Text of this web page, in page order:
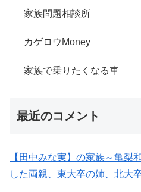
家族問題相談所
カゲロウMoney
家族で乗りたくなる車
最近のコメント
【田中みな実】の家族～亀梨
した両親、東大卒の姉、北大